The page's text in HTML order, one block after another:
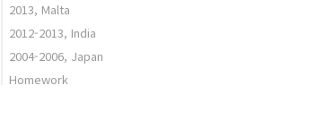
2013, Malta
2012-2013, India
2004-2006, Japan
Homework